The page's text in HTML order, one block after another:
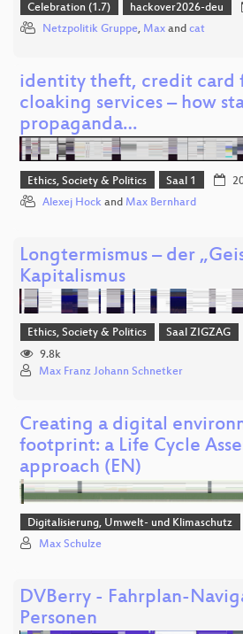
Celebration (1.7) hackover2026-deu
Netzpolitik Gruppe, Max and cat
identity theft, credit card
cloaking services – how
propaganda…
Ethics, Society & Politics Saal 1
Alexej Hock and Max Bernhard
Longtermismus – der
Kapitalismus
Ethics, Society & Politics Saal ZIGZAG
9.8k
Max Franz Johann Schnetker
Creating a digital
footprint: a Life Cycle
approach (EN)
Digitalisierung, Umwelt- und Klimaschutz
Max Schulze
DVBerry - Fahrplan-
Personen